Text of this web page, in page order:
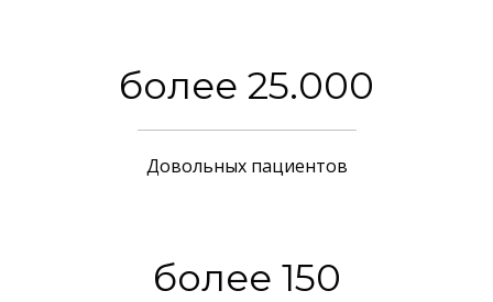
более 25.000
Довольных пациентов
более 150